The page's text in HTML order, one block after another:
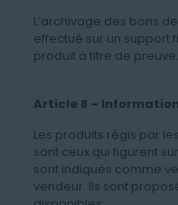
L’archivage des bons
effectué sur un support
produit à titre de preuve.
Article 8 –
Les produits régis par
sont ceux qui figurent
sont indiqués comme
vendeur. Ils sont